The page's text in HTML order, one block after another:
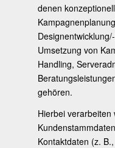
denen
Umsetzung von
Handling,
gehören.
Hierbei verarbeiten
Kontaktdaten (z.